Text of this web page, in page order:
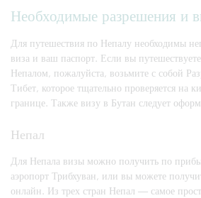
Необходимые разрешения и
Для путешествия по Непалу необходимы
виза и ваш паспорт. Если вы
Непалом, пожалуйста, возьмите с собой
Тибет, которое тщательно проверяется на
границе. Также визу в Бутан следует
Непал
Для Непала визы можно получить по
аэропорт Трибхуван, или вы можете
онлайн. Из трех стран Непал — самое